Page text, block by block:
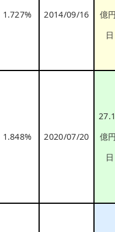
1.727% 2014/09/16
億
日
1.848% 2020/07/20
億
日